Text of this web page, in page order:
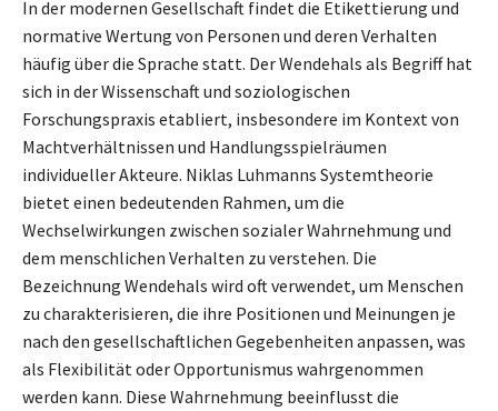
In der modernen Gesellschaft findet die Etikettierung und
normative Wertung von Personen und deren Verhalten
häufig über die Sprache statt. Der Wendehals als Begriff hat
sich in der Wissenschaft und soziologischen
Forschungspraxis etabliert, insbesondere im Kontext von
Machtverhältnissen und Handlungsspielräumen
individueller Akteure. Niklas Luhmanns Systemtheorie
bietet einen bedeutenden Rahmen, um die
Wechselwirkungen zwischen sozialer Wahrnehmung und
dem menschlichen Verhalten zu verstehen. Die
Bezeichnung Wendehals wird oft verwendet, um Menschen
zu charakterisieren, die ihre Positionen und Meinungen je
nach den gesellschaftlichen Gegebenheiten anpassen, was
als Flexibilität oder Opportunismus wahrgenommen
werden kann. Diese Wahrnehmung beeinflusst die